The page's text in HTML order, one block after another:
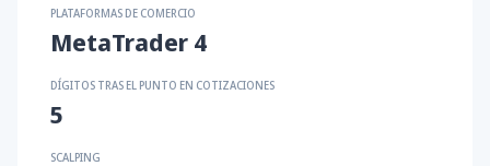
PLATAFORMAS DE COMERCIO
MetaTrader 4
DÍGITOS TRAS EL PUNTO EN COTIZACIONES
5
SCALPING